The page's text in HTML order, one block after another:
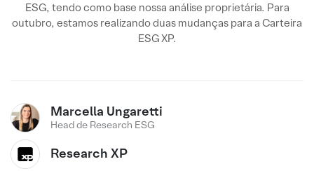
ESG, tendo como base nossa análise proprietária. Para
outubro, estamos realizando duas mudanças para a Carteira
ESG XP.
Marcella Ungaretti
Head de Research ESG
Research XP